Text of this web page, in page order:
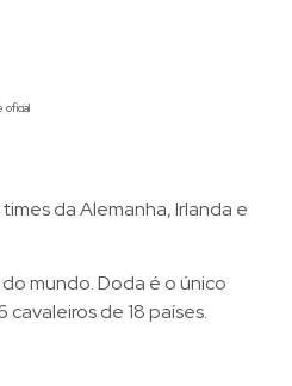
oficial
da Alemanha, Irlanda e
mundo. Doda é o único
de 18 países.